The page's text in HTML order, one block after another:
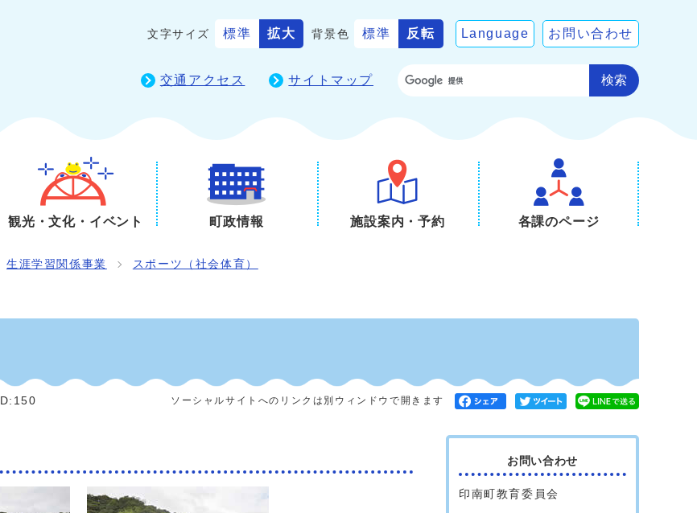
文字サイズ 標準 拡大 背景色 標準 反転 Language お問い合わせ
交通アクセス サイトマップ 検索
観光・文化・イベント 町政情報 施設案内・予約 各課のページ
生涯学習関係事業 スポーツ（社会体育）
ID:150 ソーシャルサイトへのリンクは別ウィンドウで開きます
お問い合わせ
印南町教育委員会